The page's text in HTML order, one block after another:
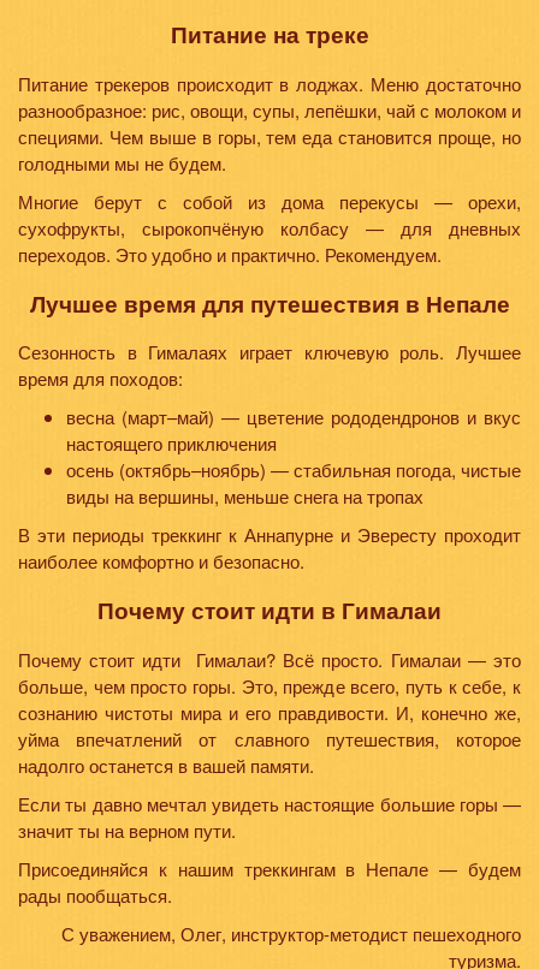
Питание на треке
Питание трекеров происходит в лоджах. Меню достаточно
разнообразное: рис, овощи, супы, лепёшки, чай с молоком и
специями. Чем выше в горы, тем еда становится проще, но
голодными мы не будем.
Многие берут с собой из дома перекусы — орехи,
сухофрукты, сырокопчёную колбасу — для дневных
переходов. Это удобно и практично. Рекомендуем.
Лучшее время для путешествия в Непале
Сезонность в Гималаях играет ключевую роль. Лучшее
время для походов:
весна (март–май) — цветение рододендронов и вкус
настоящего приключения
осень (октябрь–ноябрь) — стабильная погода, чистые
виды на вершины, меньше снега на тропах
В эти периоды треккинг к Аннапурне и Эвересту проходит
наиболее комфортно и безопасно.
Почему стоит идти в Гималаи
Почему стоит идти Гималаи? Всё просто. Гималаи — это
больше, чем просто горы. Это, прежде всего, путь к себе, к
сознанию чистоты мира и его правдивости. И, конечно же,
уйма впечатлений от славного путешествия, которое
надолго останется в вашей памяти.
Если ты давно мечтал увидеть настоящие большие горы —
значит ты на верном пути.
Присоединяйся к нашим треккингам в Непале — будем
рады пообщаться.
С уважением, Олег, инструктор-методист пешеходного
туризма.